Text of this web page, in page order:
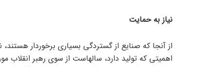
نیاز به حمایت
از آنجا که صنایع از گستردگی بسیاری برخوردار
اهمیتی که تولید دارد، سالهاست از سوی رهبر انقلاب